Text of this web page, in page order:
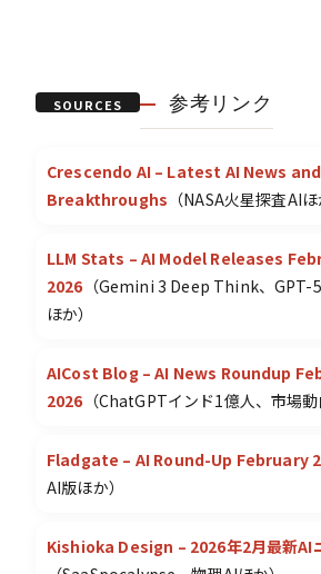
SOURCES 参考リンク
Crescendo AI – Latest AI News and
Breakthroughs （NASA火星探査AIほ
LLM Stats – AI Model Releases
2026 （Gemini 3 Deep Think、
ほか）
AICost Blog – AI News Roundup
2026 （ChatGPTインド1億人、市場動
Fladgate – AI Round-Up February
AI版ほか）
Kishioka Design – 2026年2月最新AI